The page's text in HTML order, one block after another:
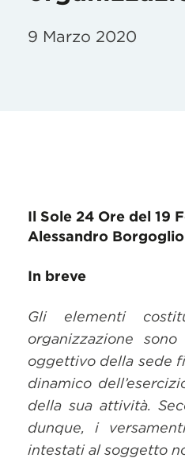
9 Marzo 2020
Il Sole 24 Ore del 19
Alessandro Borgoglio
In breve
Gli elementi
organizzazione
oggettivo della sede
dinamico
della sua attività.
dunque, i
intestati al soggetto